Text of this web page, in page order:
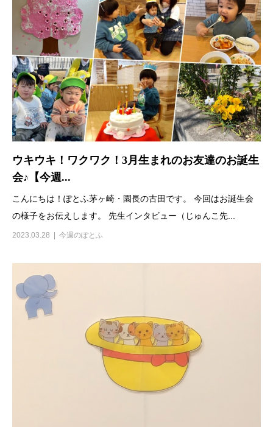
ウキウキ！ワクワク！3月生まれのお友達のお誕生
会♪【今週...
こんにちは！ぽとふ茅ヶ崎・園長の古田です。 今回はお誕生会
の様子をお伝えします。 先生インタビュー（じゅんこ先...
2023.03.28 今週のぽとふ